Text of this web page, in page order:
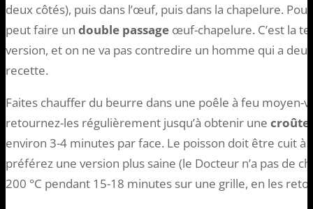
deux côtés), puis dans l’œuf, puis dans la chapelure.
peut faire un double passage œuf-chapelure. C’est la
version, et on ne va pas contredire un homme qui a
recette.
Faites chauffer du beurre dans une poêle à feu moyen-
retournez-les régulièrement jusqu’à obtenir une croûte
environ 3-4 minutes par face. Le poisson doit être cuit
préférez une version plus saine (le Docteur n’a pas de
200 °C pendant 15-18 minutes sur une grille, en les